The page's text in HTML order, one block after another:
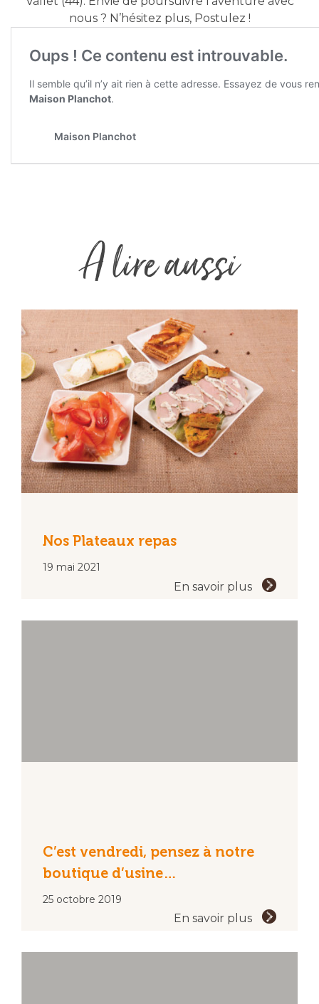
nous ? N’hésitez plus, Postulez !
A lire aussi
Nos Plateaux repas
19 mai 2021
En savoir plus
C’est vendredi, pensez à notre
boutique d’usine…
25 octobre 2019
En savoir plus